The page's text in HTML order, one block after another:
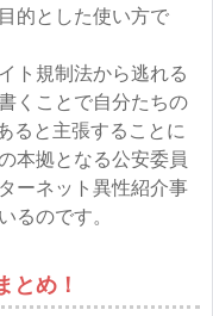
的とした使い方で
ト規制法から逃れる
くことで自分たちの
ると主張することに
本拠となる公安委員
ーネット異性紹介事
るのです。
とめ！